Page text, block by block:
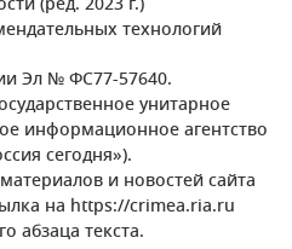
(ред. 2023 г.)
технологий
Эл № ФС77-57640.
унитарное
информационное агентство
сегодня»).
и новостей сайта
на https://crimea.ria.ru
абзаца текста.